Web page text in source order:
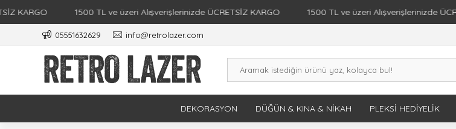
1500 TL ve üzeri Alışverişlerinizde ÜCRETSİZ KARGO 1500 TL ve üzeri Alışverişlerinizde
05551632629 info@retrolazer.com
DEKORASYON DÜĞÜN & KINA & NIKAH PLEKSI HEDIYELIK